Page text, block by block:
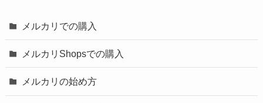
メルカリでの購入
メルカリShopsでの購入
メルカリの始め方